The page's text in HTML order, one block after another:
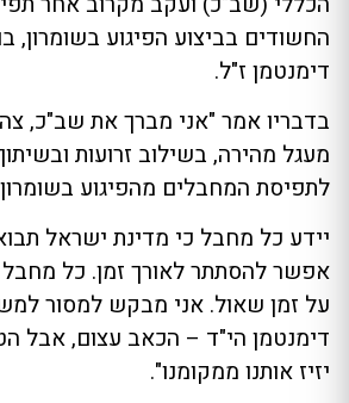
החשודים בביצוע הפיגוע בשומרון,
דימנטמן ז"ל.
בדבריו אמר "אני מברך את שב"כ,
מעגל מהירה, בשילוב זרועות
לתפיסת המחבלים מהפיגוע
יידע כל מחבל כי מדינת ישראל
אפשר להסתתר לאורך זמן. כל
על זמן שאול. אני מבקש למסור
דימנטמן הי"ד – הכאב עצום, אבל
יזיז אותנו ממקומנו".